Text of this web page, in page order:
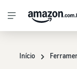
Início